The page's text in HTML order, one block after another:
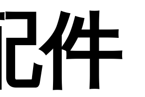
件